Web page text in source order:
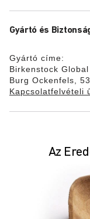
Gyártó és
Gyártó címe:
Birkenstock
Burg Ockenfels,
Kapcsolatfelvételi
Az